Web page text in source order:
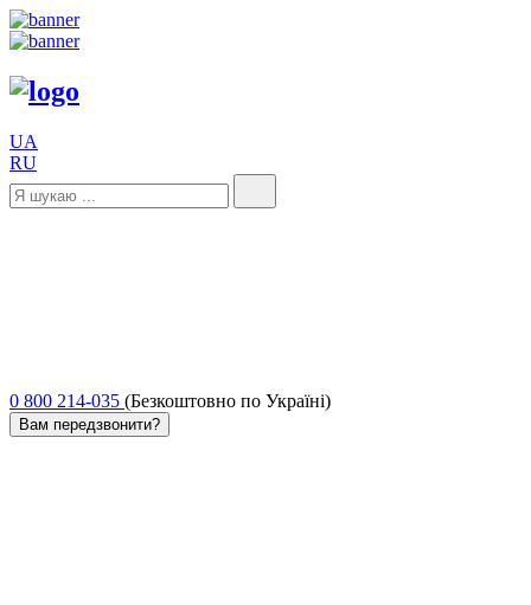
UA
RU
0 800 214-035 (Безкоштовно по Україні)
Вам передзвонити?